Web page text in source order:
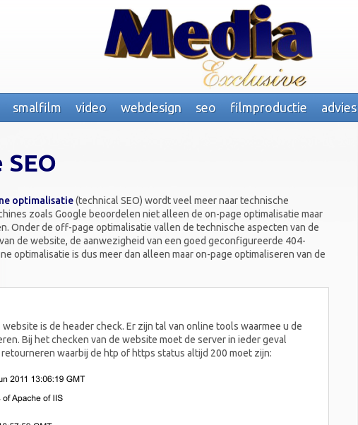
smalfilm video webdesign seo filmproductie advies
optimalisatie(technical SEO) wordt veel meer naar technische
zoals Google beoordelen niet alleen de on-page optimalisatie maar
Onder de off-page optimalisatie vallen de technische aspecten van de
de website, de aanwezigheid van een goed geconfigureerde 404-
optimalisatie is dus meer dan alleen maar on-page optimaliseren van de
is de header check. Er zijn tal van online tools waarmee u de
Bij het checken van de website moet de server in ieder geval
waarbij de htp of https status altijd 200 moet zijn: